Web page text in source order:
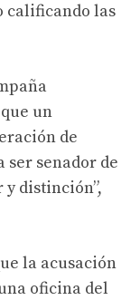
calificando las
un
de
senador de
y distinción”,
la acusación
oficina del